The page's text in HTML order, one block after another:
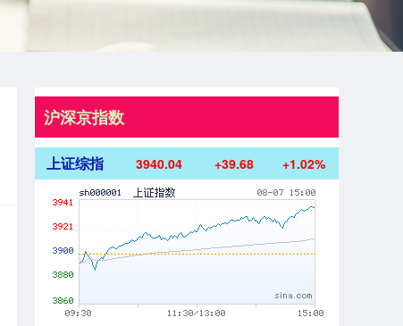
沪深京指数
上证综指 3940.04 +39.68 +1.02%